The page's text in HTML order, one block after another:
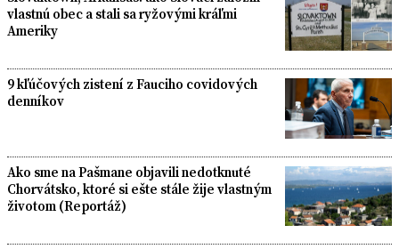
vlastnú obec a stali sa ryžovými kráľmi
Ameriky
9 kľúčových zistení z Fauciho covidových
denníkov
Ako sme na Pašmane objavili nedotknuté
Chorvátsko, ktoré si ešte stále žije vlastným
životom (Reportáž)